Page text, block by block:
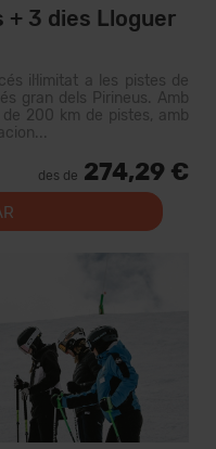
+ 3 dies Lloguer
il·limitat a les pistes de
gran dels Pirineus. Amb
200 km de pistes, amb
des de 274,29 €